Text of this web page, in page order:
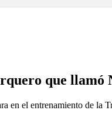
que
en el entrenamiento de la